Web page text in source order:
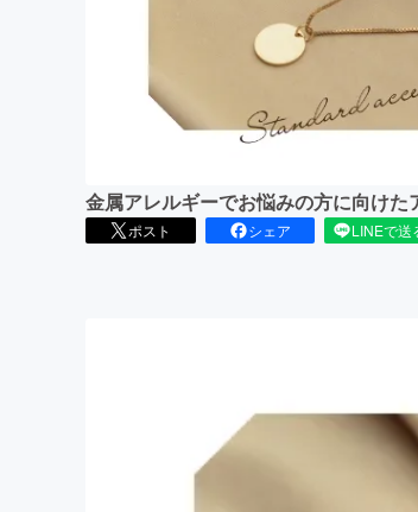
金属アレルギーでお悩みの方に向け
ポスト シェア LINEで送